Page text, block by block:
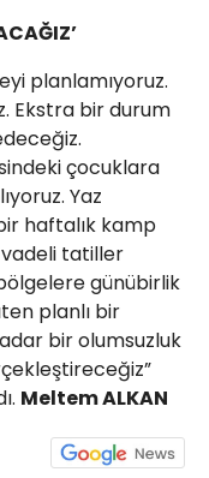
planlamıyoruz.
Ekstra bir durum
çocuklara
Yaz
haftalık kamp
vadeli tatiller
günübirlik
planlı bir
bir olumsuzluk
Meltem ALKAN